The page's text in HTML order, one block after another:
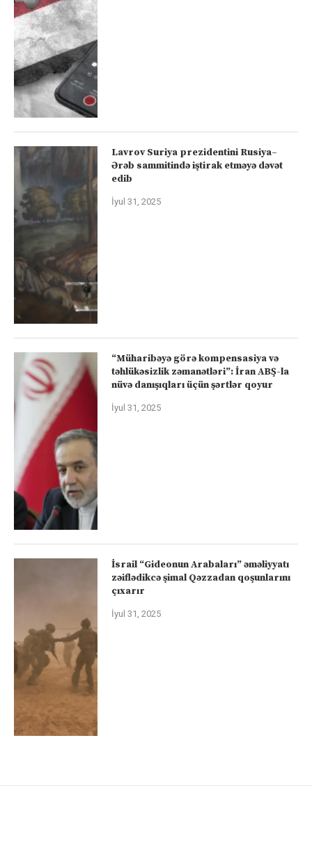
Lavrov Suriya prezidentini Rusiya–
Ərəb sammitində iştirak etməyə dəvət
edib
İyul 31, 2025
“Müharibəyə görə kompensasiya və
təhlükəsizlik zəmanətləri”: İran ABŞ-la
nüvə danışıqları üçün şərtlər qoyur
İyul 31, 2025
İsrail “Gideonun Arabaları” əməliyyatı
zəiflədikcə şimal Qəzzadan qoşunlarını
çıxarır
İyul 31, 2025